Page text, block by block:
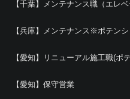
【千葉】メンテナンス職（エ
【兵庫】メンテナンス※ポテン
【愛知】リニューアル施工職(ポ
【愛知】保守営業